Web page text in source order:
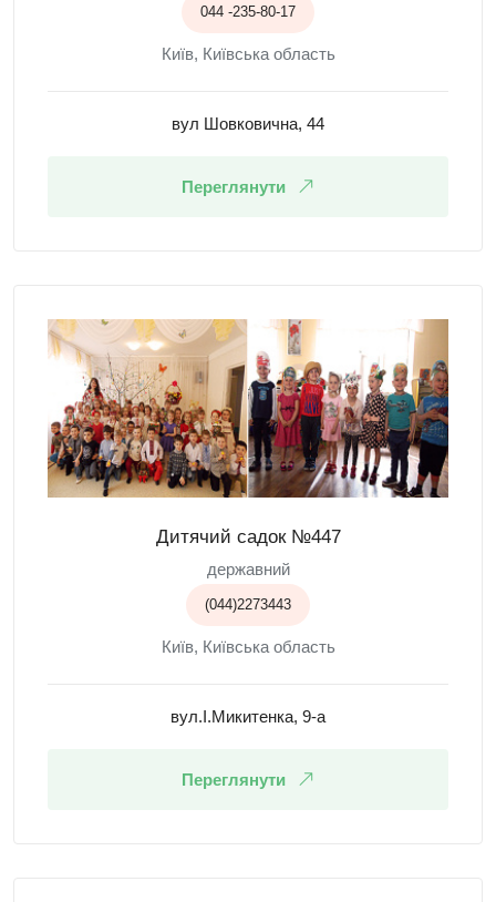
044 -235-80-17
Київ, Київська область
вул Шовковична, 44
Переглянути
Дитячий садок №447
державний
(044)2273443
Київ, Київська область
вул.І.Микитенка, 9-а
Переглянути